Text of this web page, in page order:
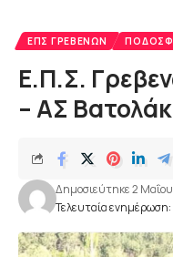
ΕΠΣ ΓΡΕΒΕΝΏΝ
Ε.Π.Σ.
– ΑΣ
Τελευταία
Δημοσιεύτηκε 2